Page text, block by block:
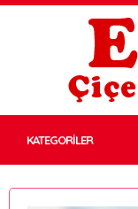
KATEGORİLER